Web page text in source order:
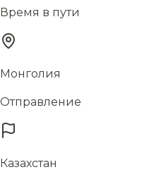
Время в пути
Монголия
Отправление
Казахстан